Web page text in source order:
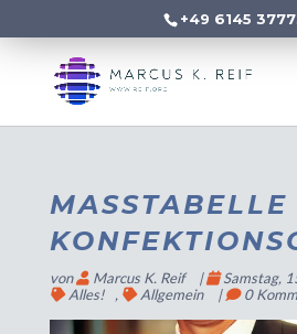
+49 6145
MASSTABELLE
von Marcus K. Reif | Samstag,
Alles!
, Allgemein | 0